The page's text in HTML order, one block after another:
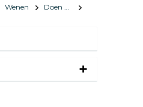
Wenen
Doen & zien